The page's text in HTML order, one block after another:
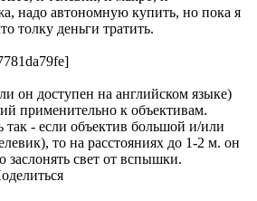
надо автономную купить, но пока я
толку деньги тратить.
он доступен на английском языке)
применительно к объективам.
так - если объектив большой и/или
то на расстояниях до 1-2 м. он
заслонять свет от вспышки.